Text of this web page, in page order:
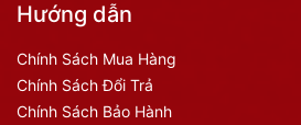
Hướng dẫn
Chính Sách Mua Hàng
Chính Sách Đổi Trả
Chính Sách Bảo Hành